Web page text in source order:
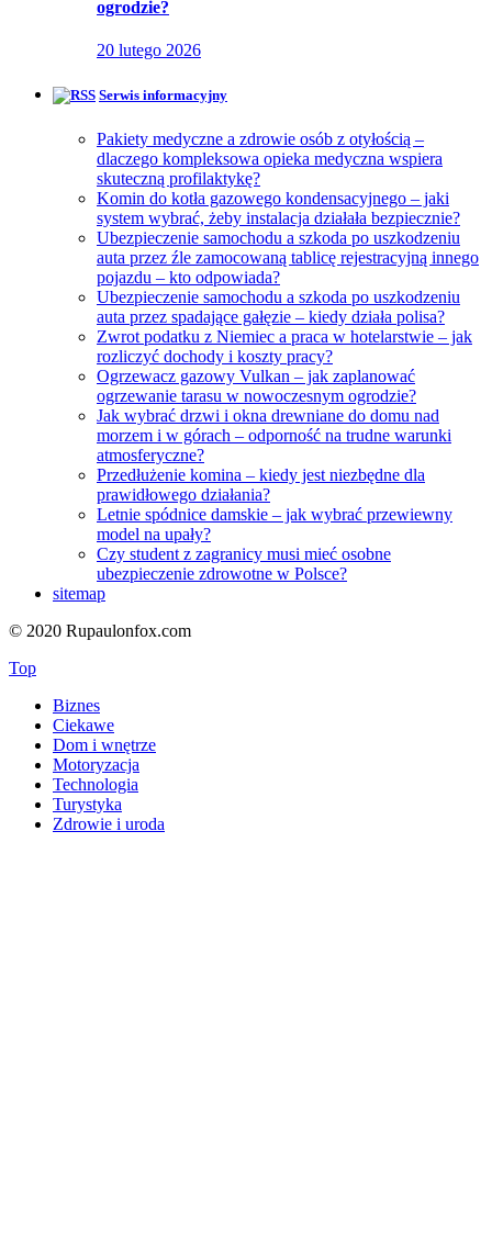
ogrodzie?
20 lutego 2026
Serwis informacyjny
Pakiety medyczne a zdrowie osób z otyłością –
dlaczego kompleksowa opieka medyczna wspiera
skuteczną profilaktykę?
Komin do kotła gazowego kondensacyjnego – jaki
system wybrać, żeby instalacja działała bezpiecznie?
Ubezpieczenie samochodu a szkoda po uszkodzeniu
auta przez źle zamocowaną tablicę rejestracyjną innego
pojazdu – kto odpowiada?
Ubezpieczenie samochodu a szkoda po uszkodzeniu
auta przez spadające gałęzie – kiedy działa polisa?
Zwrot podatku z Niemiec a praca w hotelarstwie – jak
rozliczyć dochody i koszty pracy?
Ogrzewacz gazowy Vulkan – jak zaplanować
ogrzewanie tarasu w nowoczesnym ogrodzie?
Jak wybrać drzwi i okna drewniane do domu nad
morzem i w górach – odporność na trudne warunki
atmosferyczne?
Przedłużenie komina – kiedy jest niezbędne dla
prawidłowego działania?
Letnie spódnice damskie – jak wybrać przewiewny
model na upały?
Czy student z zagranicy musi mieć osobne
ubezpieczenie zdrowotne w Polsce?
sitemap
© 2020 Rupaulonfox.com
Top
Biznes
Ciekawe
Dom i wnętrze
Motoryzacja
Technologia
Turystyka
Zdrowie i uroda